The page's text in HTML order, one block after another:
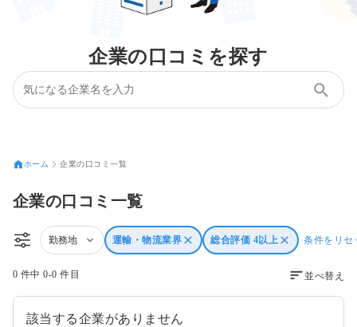
企業の口コミを探す
ホーム 企業の口コミ一覧
企業の口コミ一覧
勤務地 運輸・物流業界 総合評価 4以上 条件をリセ
0 件中 0-0 件目 並べ替え
該当する企業がありません